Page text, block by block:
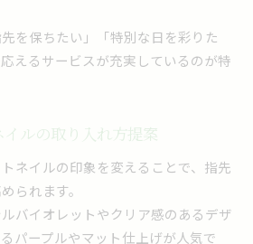
を保ちたい」「特別な日を彩りた
えるサービスが充実しているのが特
ルの取り入れ方提案
ネイルの印象を変えることで、指先
られます。
バイオレットやクリア感のあるデザ
パープルやマット仕上げが人気で